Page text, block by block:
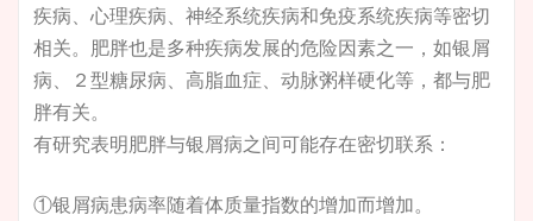
疾病、心理疾病、神经系统疾病和免疫系统疾病等密切
相关。肥胖也是多种疾病发展的危险因素之一，如银屑
病、２型糖尿病、高脂血症、动脉粥样硬化等，都与肥
胖有关。
有研究表明肥胖与银屑病之间可能存在密切联系：
①银屑病患病率随着体质量指数的增加而增加。